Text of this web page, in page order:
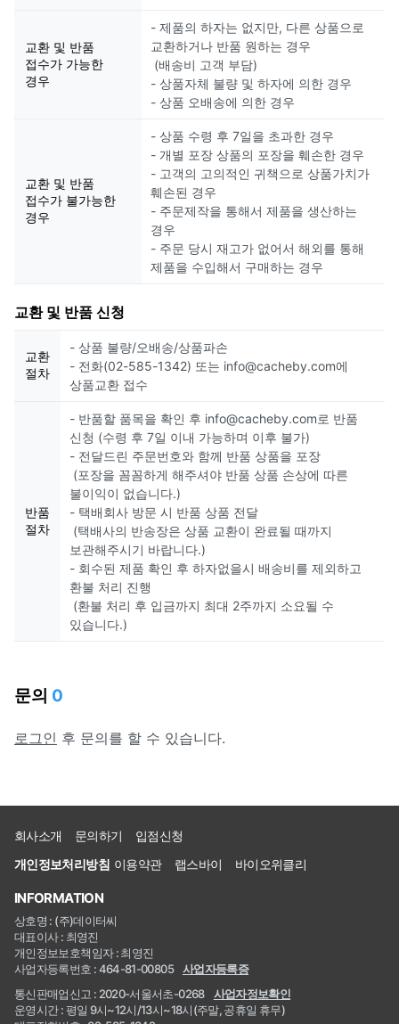
교환 및 반품
접수가 가능한
경우
- 제품의 하자는 없지만, 다른 상품으로
교환하거나 반품 원하는 경우
(배송비 고객 부담)
- 상품자체 불량 및 하자에 의한 경우
- 상품 오배송에 의한 경우
교환 및 반품
접수가 불가능한
경우
- 상품 수령 후 7일을 초과한 경우
- 개별 포장 상품의 포장을 훼손한 경우
- 고객의 고의적인 귀책으로 상품가치가
훼손된 경우
- 주문제작을 통해서 제품을 생산하는
경우
- 주문 당시 재고가 없어서 해외를 통해
제품을 수입해서 구매하는 경우
교환 및 반품 신청
교환
절차
- 상품 불량/오배송/상품파손
- 전화(02-585-1342) 또는 info@cacheby.com에
상품교환 접수
반품
절차
- 반품할 품목을 확인 후 info@cacheby.com로 반품
신청 (수령 후 7일 이내 가능하며 이후 불가)
- 전달드린 주문번호와 함께 반품 상품을 포장
(포장을 꼼꼼하게 해주셔야 반품 상품 손상에 따른
불이익이 없습니다.)
- 택배회사 방문 시 반품 상품 전달
(택배사의 반송장은 상품 교환이 완료될 때까지
보관해주시기 바랍니다.)
- 회수된 제품 확인 후 하자없을시 배송비를 제외하고
환불 처리 진행
(환불 처리 후 입금까지 최대 2주까지 소요될 수
있습니다.)
문의 0
로그인 후 문의를 할 수 있습니다.
회사소개 문의하기
입점신청
개인정보처리방침 이용약관 랩스바이 바이오위클리
INFORMATION
상호명 : (주)데이터씨
대표이사 : 최영진
개인정보보호책임자 : 최영진
사업자등록번호 : 464-81-00805
사업자등록증
통신판매업신고 : 2020-서울서초-0268
사업자정보확인
운영시간 : 평일 9시~12시/13시~18시(주말, 공휴일 휴무)